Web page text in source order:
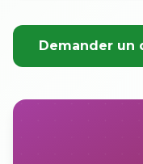
Demander un